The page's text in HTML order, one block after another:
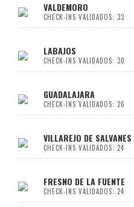
VALDEMORO
CHECK-INS VALIDADOS: 33
LABAJOS
CHECK-INS VALIDADOS: 30
GUADALAJARA
CHECK-INS VALIDADOS: 26
VILLAREJO DE SALVANES
CHECK-INS VALIDADOS: 24
FRESNO DE LA FUENTE
CHECK-INS VALIDADOS: 24